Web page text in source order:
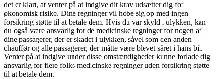
det er klart, at venter på at indgive dit krav udsætter dig for
økonomisk risiko. Dine regninger vil hobe sig op med ingen
forsikring støtte til at betale dem. Hvis du var skyld i ulykken, kan
du også være ansvarlig for de medicinske regninger for nogen af
dine passagerer, der er skadet i ulykken, såvel som den anden
chauffør og alle passagerer, der måtte være blevet såret i hans bil.
Venter på at indgive under disse omstændigheder kunne forlade dig
ansvarlig for flere folks medicinske regninger uden forsikring støtte
til at betale dem.